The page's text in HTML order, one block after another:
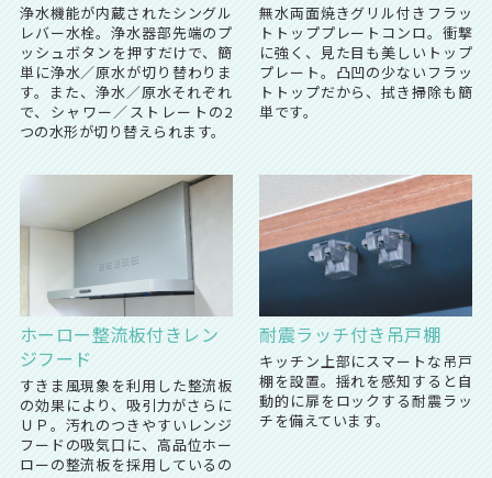
浄水機能が内蔵されたシングル
レバー水栓。浄水器部先端のプ
ッシュボタンを押すだけで、簡
単に浄水／原水が切り替わりま
す。また、浄水／原水それぞれ
で、シャワー／ストレートの2
つの水形が切り替えられます。
無水両面焼きグリル付きフラッ
トトッププレートコンロ。衝撃
に強く、見た目も美しいトップ
プレート。凸凹の少ないフラッ
トトップだから、拭き掃除も簡
単です。
ホーロー整流板付き レン
ジフード
すきま風現象を利用した整流板
の効果により、吸引力がさらに
ＵＰ。汚れのつきやすいレンジ
フードの吸気口に、高品位ホー
ローの整流板を採用しているの
耐震ラッチ付き吊戸棚
キッチン上部にスマートな吊戸
棚を設置。揺れを感知すると自
動的に扉をロックする耐震ラッ
チを備えています。